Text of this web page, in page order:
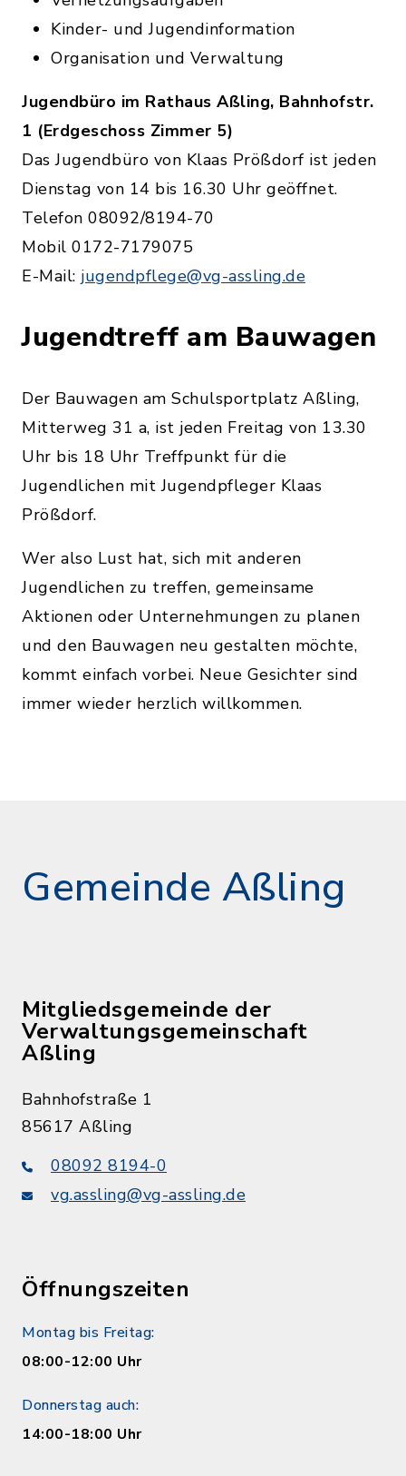
Kinder- und Jugendinformation
Organisation und Verwaltung
Jugendbüro im Rathaus Aßling, Bahnhofstr.
1 (Erdgeschoss Zimmer 5)
Das Jugendbüro von Klaas Prößdorf ist jeden
Dienstag von 14 bis 16.30 Uhr geöffnet.
Telefon 08092/8194-70
Mobil 0172-7179075
E-Mail: jugendpflege@vg-assling.de
Jugendtreff am Bauwagen
Der Bauwagen am Schulsportplatz Aßling,
Mitterweg 31 a, ist jeden Freitag von 13.30
Uhr bis 18 Uhr Treffpunkt für die
Jugendlichen mit Jugendpfleger Klaas
Prößdorf.
Wer also Lust hat, sich mit anderen
Jugendlichen zu treffen, gemeinsame
Aktionen oder Unternehmungen zu planen
und den Bauwagen neu gestalten möchte,
kommt einfach vorbei. Neue Gesichter sind
immer wieder herzlich willkommen.
Gemeinde Aßling
Mitgliedsgemeinde der
Verwaltungsgemeinschaft
Aßling
Bahnhofstraße 1
85617 Aßling
08092 8194-0
vg.assling@vg-assling.de
Öffnungszeiten
Montag bis Freitag:
08:00-12:00 Uhr
Donnerstag auch:
14:00-18:00 Uhr